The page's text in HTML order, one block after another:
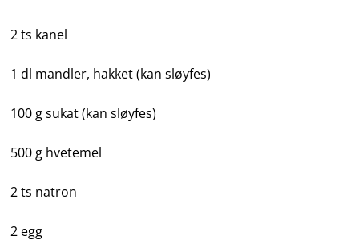
2 ts kanel
1 dl mandler, hakket (kan sløyfes)
100 g sukat (kan sløyfes)
500 g hvetemel
2 ts natron
2 egg